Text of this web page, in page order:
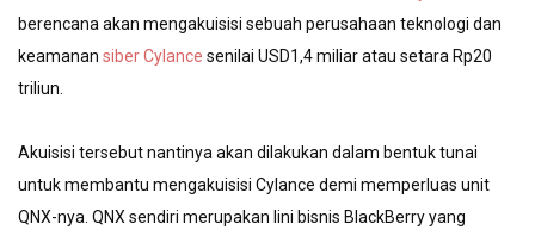
berencana akan mengakuisisi sebuah perusahaan teknologi dan
keamanan siberCylance senilai USD1,4 miliar atau setara Rp20
triliun.
Akuisisi tersebut nantinya akan dilakukan dalam bentuk tunai
untuk membantu mengakuisisi Cylance demi memperluas unit
QNX-nya. QNX sendiri merupakan lini bisnis BlackBerry yang